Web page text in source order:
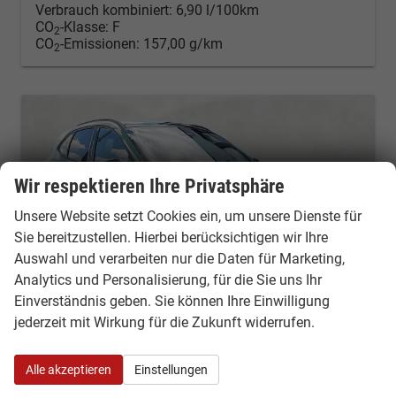
Verbrauch kombiniert: 6,90 l/100km
CO2-Klasse: F
CO2-Emissionen: 157,00 g/km
Ford Kuga
Wir respektieren Ihre Privatsphäre
Unsere Website setzt Cookies ein, um unsere Dienste für
Sie bereitzustellen. Hierbei berücksichtigen wir Ihre
Auswahl und verarbeiten nur die Daten für Marketing,
Analytics und Personalisierung, für die Sie uns Ihr
Einverständnis geben. Sie können Ihre Einwilligung
jederzeit mit Wirkung für die Zukunft widerrufen.
Alle akzeptieren Einstellungen